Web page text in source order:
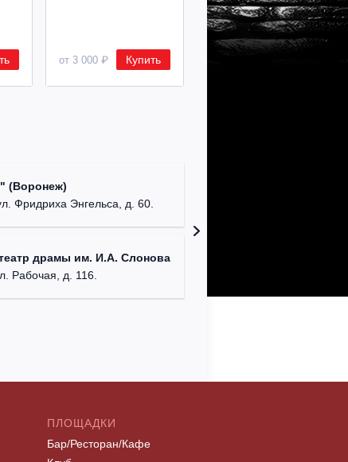
от 3 000 ₽ Купить
Дом музыки
(Воронеж)
Фридриха Энгельса, д. 60.
драмы им. И.А. Слонова
Рабочая, д. 116.
ПЛОЩАДКИ
Бар/Ресторан/Кафе